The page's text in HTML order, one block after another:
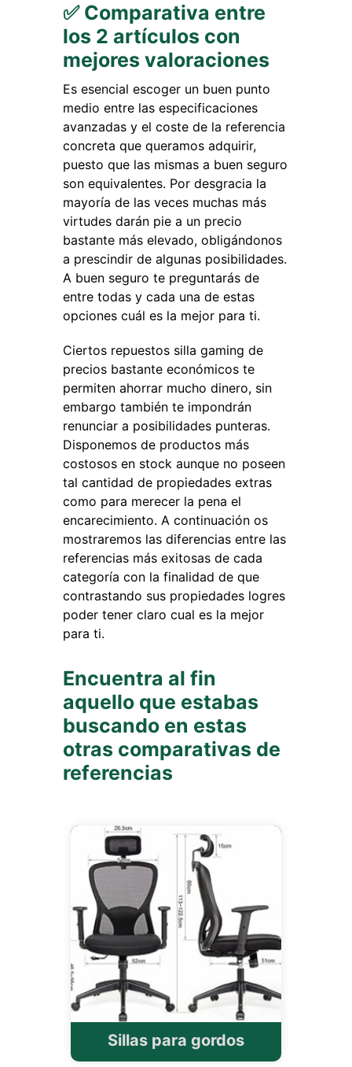
✅ Comparativa entre
los 2 artículos con
mejores valoraciones
Es esencial escoger un buen punto
medio entre las especificaciones
avanzadas y el coste de la referencia
concreta que queramos adquirir,
puesto que las mismas a buen seguro
son equivalentes. Por desgracia la
mayoría de las veces muchas más
virtudes darán pie a un precio
bastante más elevado, obligándonos
a prescindir de algunas posibilidades.
A buen seguro te preguntarás de
entre todas y cada una de estas
opciones cuál es la mejor para ti.
Ciertos repuestos silla gaming de
precios bastante económicos te
permiten ahorrar mucho dinero, sin
embargo también te impondrán
renunciar a posibilidades punteras.
Disponemos de productos más
costosos en stock aunque no poseen
tal cantidad de propiedades extras
como para merecer la pena el
encarecimiento. A continuación os
mostraremos las diferencias entre las
referencias más exitosas de cada
categoría con la finalidad de que
contrastando sus propiedades logres
poder tener claro cual es la mejor
para ti.
Encuentra al fin
aquello que estabas
buscando en estas
otras comparativas de
referencias
Sillas para gordos